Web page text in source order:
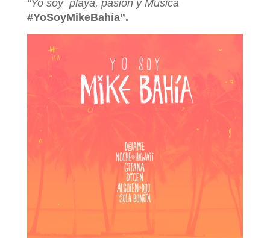
“Yo soy playa, pasión y Música
#YoSoyMikeBahía”.